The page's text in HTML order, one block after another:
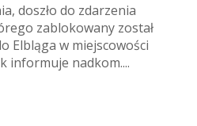
doszło do zdarzenia
zablokowany został
Elbląga w miejscowości
informuje nadkom....